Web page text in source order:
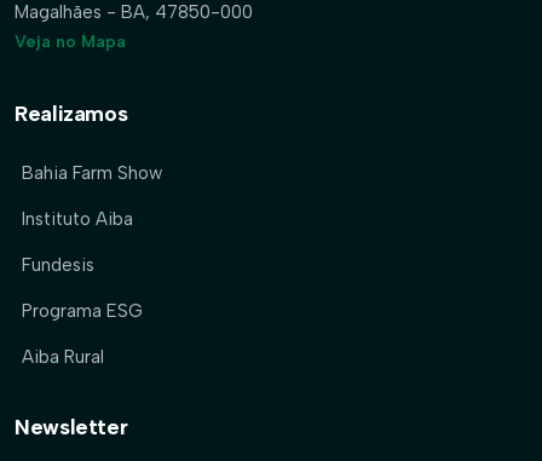
Magalhães - BA, 47850-000
Veja no Mapa
Realizamos
Bahia Farm Show
Instituto Aiba
Fundesis
Programa ESG
Aiba Rural
Newsletter